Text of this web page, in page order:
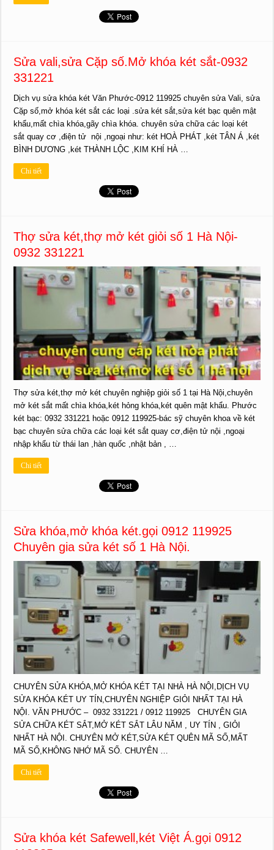
Sửa vali,sửa Cặp số.Mở khóa két sắt-0932
331221
Dịch vụ sửa khóa két Văn Phước-0912 119925 chuyên sửa Vali, sửa
Cặp số,mở khóa két sắt các loại .sửa két sắt,sửa két bạc quên mật
khẩu,mất chìa khóa,gãy chìa khóa. chuyên sửa chữa các loại két
sắt quay cơ ,điện tử nội ,ngoại như: két HOÀ PHÁT ,két TÂN Á ,két
BÌNH DƯƠNG ,két THÀNH LỘC ,KIM KHÍ HÀ …
Chi tiết
Thợ sửa két,thợ mở két giỏi số 1 Hà Nội-
0932 331221
Thợ sửa két,thợ mở két chuyên nghiệp giỏi số 1 tại Hà Nội,chuyên
mở két sắt mất chìa khóa,két hỏng khóa,két quên mật khẩu. Phước
két bạc: 0932 331221 hoặc 0912 119925-bác sỹ chuyên khoa về két
bạc chuyên sửa chữa các loại két sắt quay cơ,điện tử nội ,ngoại
nhập khẩu từ thái lan ,hàn quốc ,nhật bản , …
Chi tiết
Sửa khóa,mở khóa két.gọi 0912 119925
Chuyên gia sửa két số 1 Hà Nội.
CHUYÊN SỬA KHÓA,MỞ KHÓA KÉT TẠI NHÀ HÀ NỘI,DỊCH VỤ
SỬA KHÓA KÉT UY TÍN,CHUYÊN NGHIỆP GIỎI NHẤT TẠI HÀ
NỘI. VĂN PHƯỚC – 0932 331221 / 0912 119925 CHUYÊN GIA
SỬA CHỮA KÉT SẮT,MỞ KÉT SẮT LÂU NĂM , UY TÍN , GIỎI
NHẤT HÀ NỘI. CHUYÊN MỞ KÉT,SỬA KÉT QUÊN MÃ SỐ,MẤT
MÃ SỐ,KHÔNG NHỚ MÃ SỐ. CHUYÊN …
Chi tiết
Sửa khóa két Safewell,két Việt Á.gọi 0912